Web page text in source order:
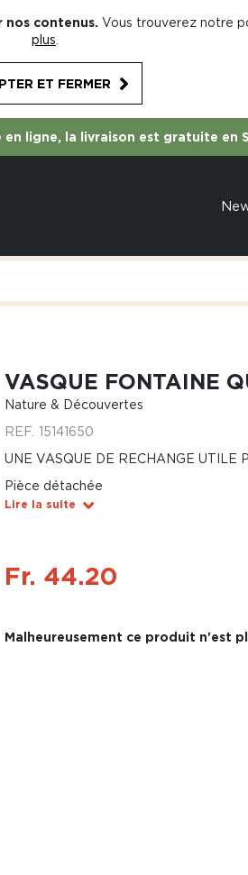
contenus. Vous trouverez notre
plus
ET FERMER
ligne, la livraison est gratuite en
VASQUE FONTAINE
Nature & Découvertes
REF. 15141650
UNE VASQUE DE RECHANGE UTILE
Pièce détachée
Lire la suite
Fr. 44.20
Malheureusement ce produit n'est